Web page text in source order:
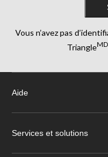
Vous n’avez pas
TriangleMD
Aide
Services et solutions